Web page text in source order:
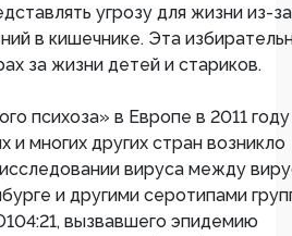
угрозу для жизни из-за
в кишечнике. Эта
за жизни детей и стариков.
психоза» в Европе в 2011
и многих других стран возникло
вируса между
и другими серотипами
вызвавшего эпидемию